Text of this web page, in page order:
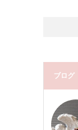
ブログ